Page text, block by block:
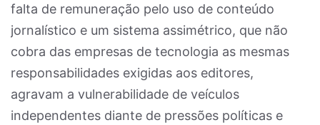
falta de remuneração pelo uso de conteúdo
jornalístico e um sistema assimétrico, que não
cobra das empresas de tecnologia as mesmas
responsabilidades exigidas aos editores,
agravam a vulnerabilidade de veículos
independentes diante de pressões políticas e